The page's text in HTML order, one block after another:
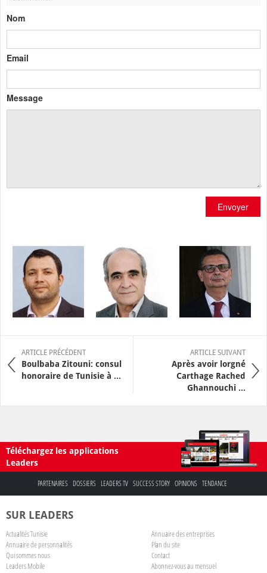
Nom
Email
Message
Envoyer
ARTICLE PRÉCÉDENT
Boulbaba Zitouni: consul
honoraire de Tunisie à ...
ARTICLE SUIVANT
Après avoir lorgné
Carthage Rached
Ghannouchi ...
Téléchargez les applications
Leaders
PARTENAIRES DOSSIERS LEADERS TV SUCCESS STORY OPINIONS TENDANCE
SUR LEADERS
Actualités Tunisie
Annuaire des entreprises
Annuaire de personnalités
Plan du site
Qui sommes nous
Contact
Leaders Mobile
Abonnez-vous au mensuel